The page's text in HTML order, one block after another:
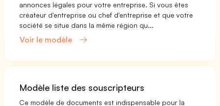
annonces légales pour votre entreprise. Si vous êtes
créateur d'entreprise ou chef d'entreprise et que votre
société se situe dans la même région qu...
Voir le modèle
Modèle liste des souscripteurs
Ce modèle de documents est indispensable pour la